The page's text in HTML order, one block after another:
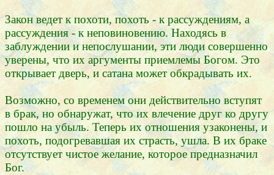
Закон ведет к похоти, похоть - к рассуждениям, а
рассуждения - к неповиновению. Находясь в
заблуждении и непослушании, эти люди совершенно
уверены, что их аргументы приемлемы Богом. Это
открывает дверь, и сатана может обкрадывать их.
Возможно, со временем они действительно вступят
в брак, но обнаружат, что их влечение друг ко другу
пошло на убыль. Теперь их отношения узаконены, и
похоть, подогревавшая их страсть, ушла. В их браке
отсутствует чистое желание, которое предназначил
Бог.